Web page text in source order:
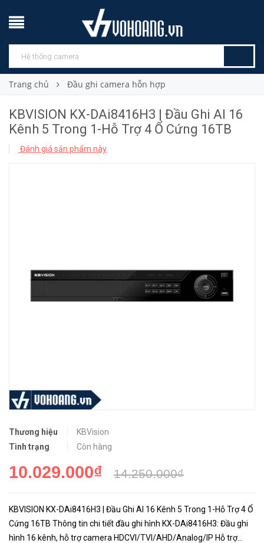
Trang chủ Đầu ghi camera hỗn hợp
KBVISION KX-DAi8416H3 | Đầu Ghi AI 16
Kênh 5 Trong 1-Hỗ Trợ 4 Ổ Cứng 16TB
Đánh giá sản phẩm này
Thương hiệu
KBVision
Tình trạng
Còn hàng
10.029.000₫ 14.250.000₫
KBVISION KX-DAi8416H3 | Đầu Ghi AI 16 Kênh 5 Trong 1-Hỗ Trợ 4 Ổ
Cứng 16TB Thông tin chi tiết đầu ghi hình KX-DAi8416H3: Đầu ghi
hình 16 kênh, hỗ trợ camera HDCVI/TVI/AHD/Analog/IP Hỗ trợ